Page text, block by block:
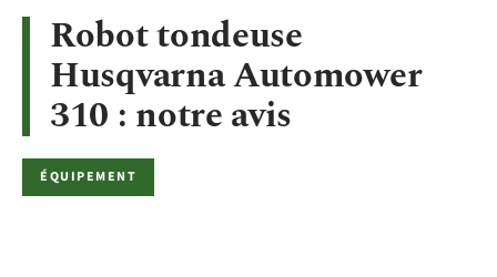
Robot tondeuse
Husqvarna Automower
310 : notre avis
ÉQUIPEMENT